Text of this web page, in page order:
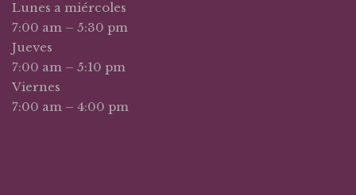
Lunes a miércoles
7:00 am – 5:30 pm
Jueves
7:00 am – 5:10 pm
Viernes
7:00 am – 4:00 pm